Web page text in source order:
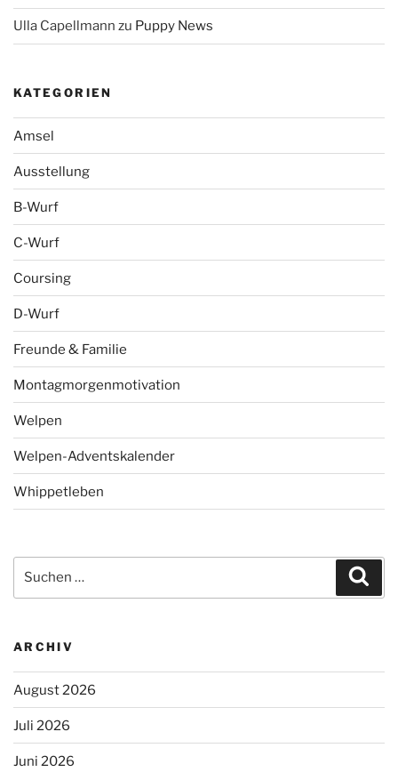
Ulla Capellmann zu Puppy News
KATEGORIEN
Amsel
Ausstellung
B-Wurf
C-Wurf
Coursing
D-Wurf
Freunde & Familie
Montagmorgenmotivation
Welpen
Welpen-Adventskalender
Whippetleben
nach:
ARCHIV
August 2026
Juli 2026
Juni 2026